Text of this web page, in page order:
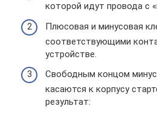
которой идут провода с
Плюсовая и минусовая
соответствующими
устройстве.
Свободным концом
касаются к корпусу
результат: